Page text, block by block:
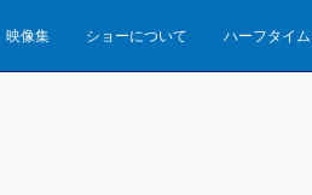
映像集 ショーについて ハーフタイ